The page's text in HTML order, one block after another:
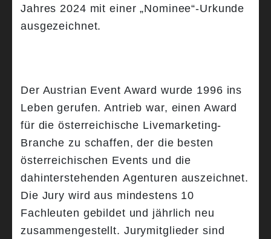
Jahres 2024 mit einer „Nominee“-Urkunde
ausgezeichnet.
Der Austrian Event Award wurde 1996 ins
Leben gerufen. Antrieb war, einen Award
für die österreichische Livemarketing-
Branche zu schaffen, der die besten
österreichischen Events und die
dahinterstehenden Agenturen auszeichnet.
Die Jury wird aus mindestens 10
Fachleuten gebildet und jährlich neu
zusammengestellt. Jurymitglieder sind